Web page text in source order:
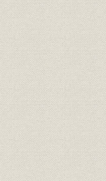
序章 概説
第一章 朝鮮・満州・
第一節 清津スレート
第二節 在満セメン
第三節 太原・広東
第四節 華北洋灰股
華北洋灰建設の思
第五節 台湾セメント